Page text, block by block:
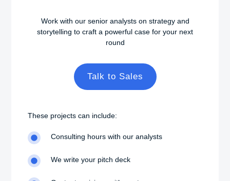
Work with our senior analysts on strategy and
storytelling to craft a powerful case for your next
round
Talk to Sales
These projects can include:
Consulting hours with our analysts
We write your pitch deck